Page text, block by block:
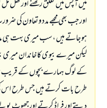
میں آپس میں تعلق رکھنے اورگھل
اورجب بھی مجھے مدد وتعاون کی
ہوجاتے ہیں ، سب میری بہت ہی
لیکن میرے بیوی کاخاندان میری
کے لوگ ہمارے بچوں کے
طرح بات کرتے ہیں جس طرح اس